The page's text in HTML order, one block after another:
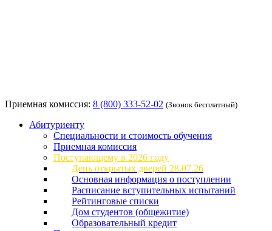
Приемная комиссия: 8 (800) 333-52-02 (Звонок бесплатный)
Абитуриенту
Специальности и стоимость обучения
Приемная комиссия
Поступающему в 2026 году
День открытых дверей 28.07.26
Основная информация о поступлении
Расписание вступительных испытаний
Рейтинговые списки
Дом студентов (общежитие)
Образовательный кредит